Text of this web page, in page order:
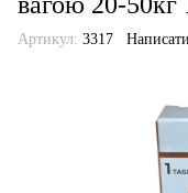
Артикул: 3317